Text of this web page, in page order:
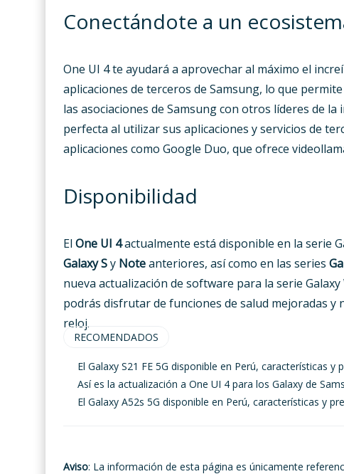
Conectándote a un
One UI 4 te ayudará a aprovechar al máximo el
aplicaciones de terceros de Samsung, lo que
las asociaciones de Samsung con otros líderes de
perfecta al utilizar sus aplicaciones y servicios de
aplicaciones como Google Duo, que ofrece
Disponibilidad
El One UI 4actualmente está disponible en la serie
Galaxy Sy Noteanteriores, así como en las series
nueva actualización de software para la serie
podrás disfrutar de funciones de salud mejoradas
reloj.
RECOMENDADOS
El Galaxy S21 FE 5G disponible en Perú, características y
Así es la actualización a One UI 4 para los Galaxy de
El Galaxy A52s 5G disponible en Perú, características y
Aviso: La información de esta página es únicamente